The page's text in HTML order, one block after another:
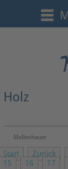
Holz
Mollenhauer
Start Zurück
15
16 17